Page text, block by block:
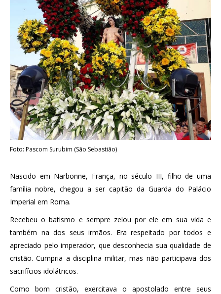
Foto: Pascom Surubim (São Sebastião)
Nascido em Narbonne, França, no século III, filho de uma
família nobre, chegou a ser capitão da Guarda do Palácio
Imperial em Roma.
Recebeu o batismo e sempre zelou por ele em sua vida e
também na dos seus irmãos. Era respeitado por todos e
apreciado pelo imperador, que desconhecia sua qualidade de
cristão. Cumpria a disciplina militar, mas não participava dos
sacrifícios idolátricos.
Como bom cristão, exercitava o apostolado entre seus